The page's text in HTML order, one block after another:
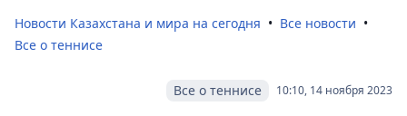
Новости Казахстана и мира на сегодня
Все новости
Все о теннисе
10:10, 14 ноября 2023
Все о теннисе